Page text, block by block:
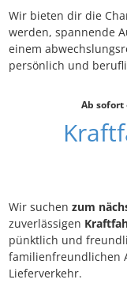
Wir bieten dir die
werden, spannende
einem
persönlich und
Ab sofort
Wir suchen zum
zuverlässigen
pünktlich und
familienfreundlichen
Lieferverkehr.